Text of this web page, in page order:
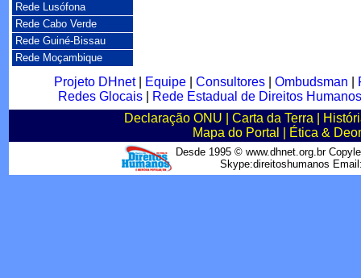
Rede Lusófona
Rede Cabo Verde
Rede Guiné-Bissau
Rede Moçambique
Projeto DHnet| Equipe| Consultores| Ombudsman
Redes Glocais|
Rede Estadual de Direitos
Declaração ONU
Carta da Terra
Mapa do Portal
Ética &
Desde 1995 © www.dhnet.org.br
Skype:direitoshumanos